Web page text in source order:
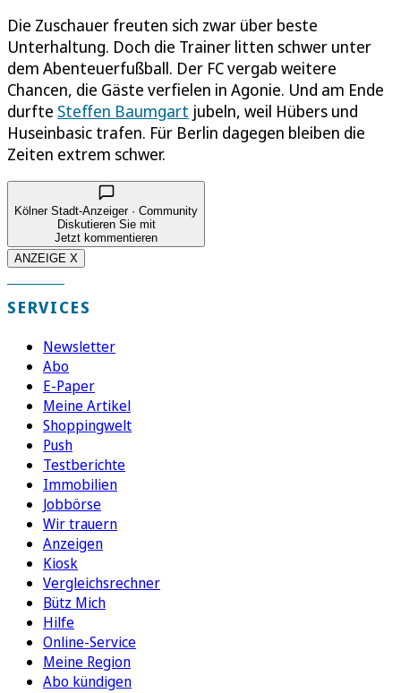
Die Zuschauer freuten sich zwar über beste
Unterhaltung. Doch die Trainer litten schwer unter
dem Abenteuerfußball. Der FC vergab weitere
Chancen, die Gäste verfielen in Agonie. Und am Ende
durfte Steffen Baumgart jubeln, weil Hübers und
Huseinbasic trafen. Für Berlin dagegen bleiben die
Zeiten extrem schwer.
Kölner Stadt-Anzeiger · Community
Diskutieren Sie mit
Jetzt kommentieren
ANZEIGE X
SERVICES
Newsletter
Abo
E-Paper
Meine Artikel
Shoppingwelt
Push
Testberichte
Immobilien
Jobbörse
Wir trauern
Anzeigen
Kiosk
Vergleichsrechner
Bütz Mich
Hilfe
Online-Service
Meine Region
Abo kündigen